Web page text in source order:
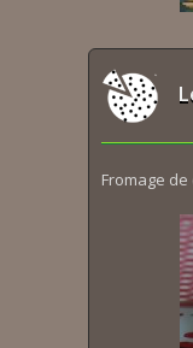
Fromage